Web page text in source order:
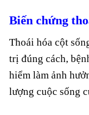
Biến chứng
Thoái hóa cột
trị đúng cách,
hiểm làm ảnh
lượng cuộc sống